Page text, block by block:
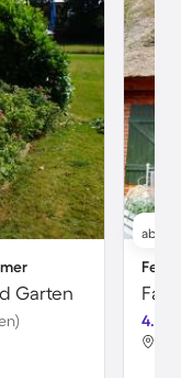
Garten
ab
4.7